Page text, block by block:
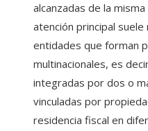
alcanzadas de la misma
atención principal
entidades que forman
multinacionales, es
integradas por dos o
vinculadas por
residencia fiscal en